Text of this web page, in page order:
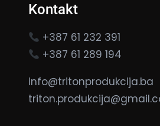
Kontakt
+387 61 232 391
+387 61 289 194
info@tritonprodukcija.ba